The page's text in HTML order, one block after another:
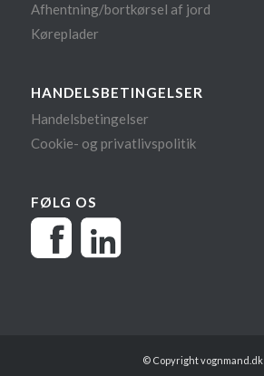
Afhentning/bortkørsel af jord
Køreplader
HANDELSBETINGELSER
Handelsbetingelser
Cookie- og privatlivspolitik
FØLG OS
© Copyright vognmand.dk